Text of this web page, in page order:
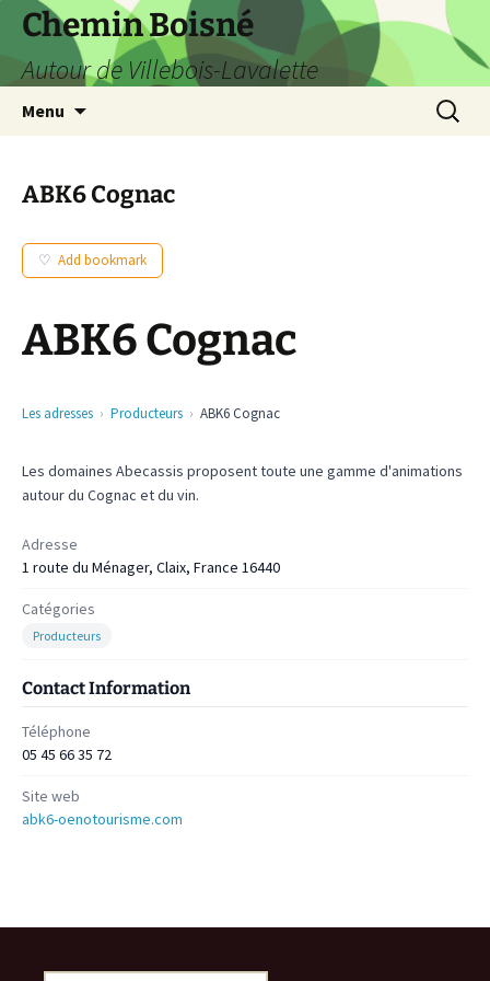
Aller
contenu
Chemin Boisné
Autour de Villebois-Lavalette
Menu
ABK6 Cognac
Add bookmark
ABK6 Cognac
Les adresses Producteurs ABK6 Cognac
Les domaines Abecassis proposent toute une gamme d'animations
autour du Cognac et du vin.
Adresse
1 route du Ménager, Claix, France 16440
Catégories
Producteurs
Contact Information
Téléphone
05 45 66 35 72
Site web
abk6-oenotourisme.com